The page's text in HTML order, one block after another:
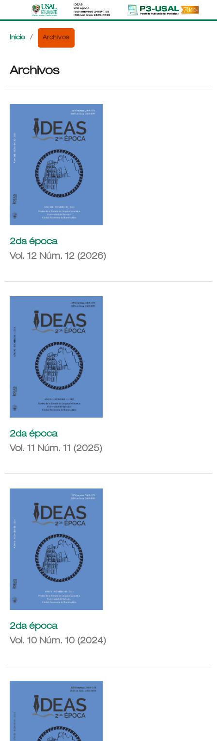
Inicio / Archivos
Archivos
2da época
Vol. 12 Núm. 12 (2026)
2da época
Vol. 11 Núm. 11 (2025)
2da época
Vol. 10 Núm. 10 (2024)